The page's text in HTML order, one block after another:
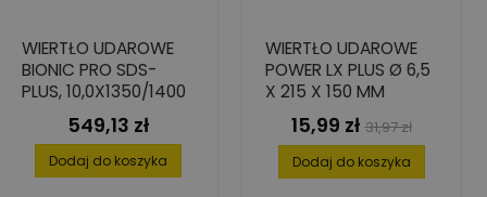
WIERTŁO UDAROWE
BIONIC PRO SDS-
PLUS, 10,0X1350/1400
Cena
549,13 zł
Dodaj do koszyka
WIERTŁO UDAROWE
POWER LX PLUS Ø 6,5
X 215 X 150 MM
Cena
15,99 zł Cena
podstawowa
31,97 zł
Dodaj do koszyka